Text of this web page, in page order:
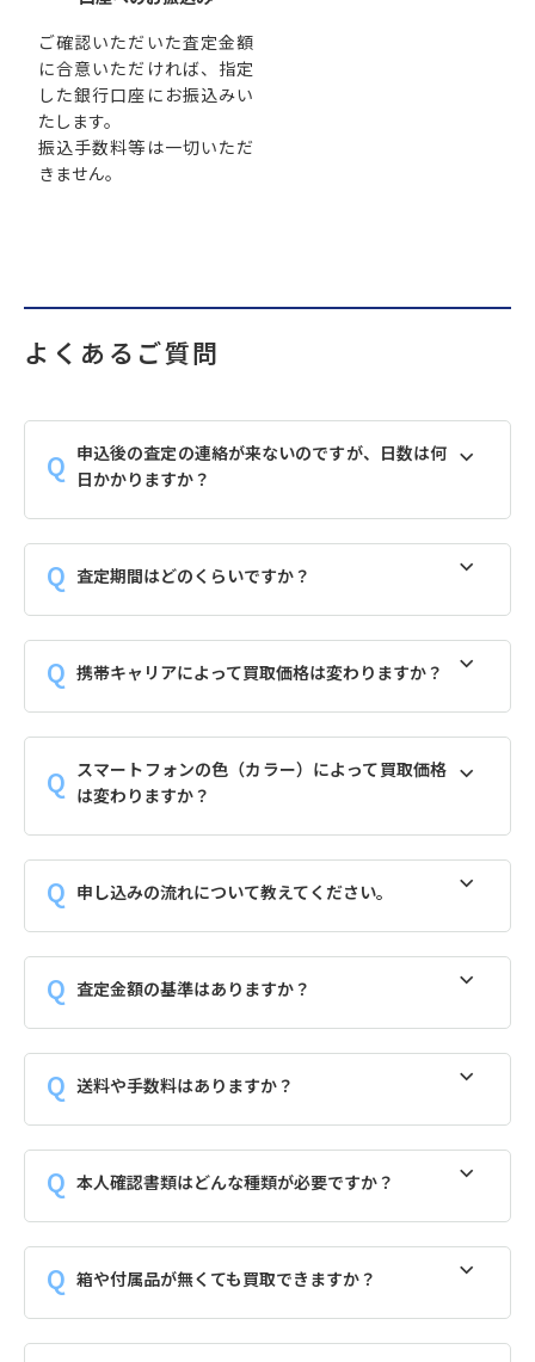
ご確認いただいた査定金額
に合意いただければ、指定
した銀行口座にお振込みい
たします。
振込手数料等は一切いただ
きません。
よくあるご質問
申込後の査定の連絡が来ないのですが、日数は何
日かかりますか？
査定期間はどのくらいですか？
携帯キャリアによって買取価格は変わりますか？
スマートフォンの色（カラー）によって買取価格
は変わりますか？
申し込みの流れについて教えてください。
査定金額の基準はありますか？
送料や手数料はありますか？
本人確認書類はどんな種類が必要ですか？
箱や付属品が無くても買取できますか？